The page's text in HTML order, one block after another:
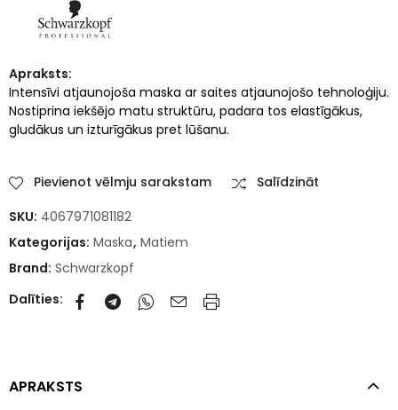
Apraksts:
Intensīvi atjaunojoša maska ar saites atjaunojošo tehnoloģiju.
Nostiprina iekšējo matu struktūru, padara tos elastīgākus,
gludākus un izturīgākus pret lūšanu.
Pievienot vēlmju sarakstam
Salīdzināt
SKU: 4067971081182
Kategorijas: Maska, Matiem
Brand: Schwarzkopf
Dalīties:
APRAKSTS